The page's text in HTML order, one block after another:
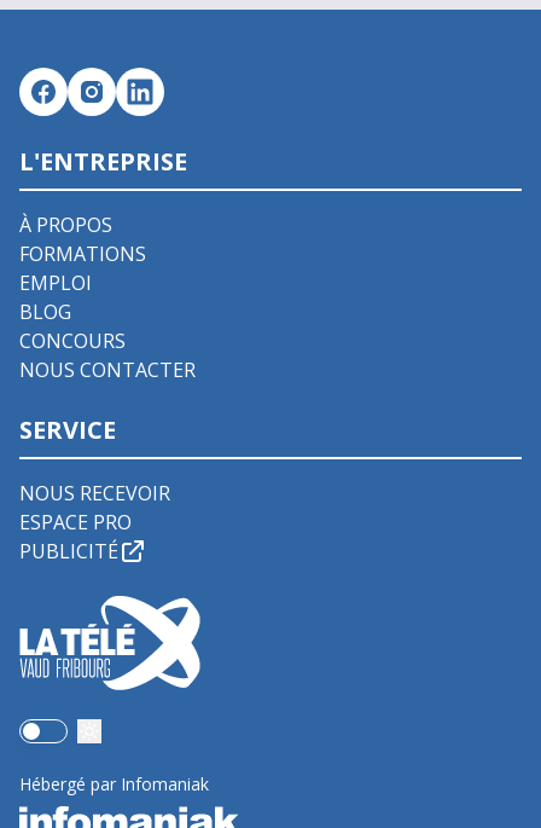
L'ENTREPRISE
À PROPOS
FORMATIONS
EMPLOI
BLOG
CONCOURS
NOUS CONTACTER
SERVICE
NOUS RECEVOIR
ESPACE PRO
PUBLICITÉ
Use setting
Hébergé par Infomaniak